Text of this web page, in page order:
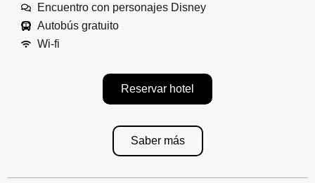
Encuentro con personajes Disney
Autobús gratuito
Wi-fi
Reservar hotel
Saber más